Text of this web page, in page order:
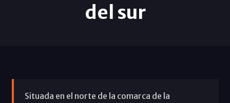
del sur
Situada en el norte de la comarca de la